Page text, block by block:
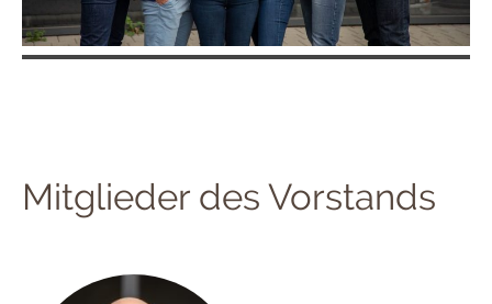
Mitglieder des Vorstands